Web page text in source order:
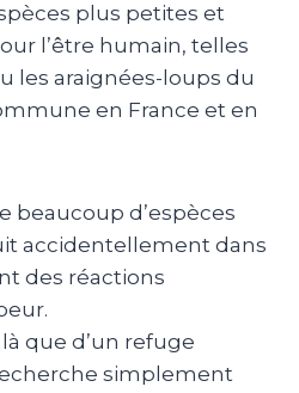
plus petites et
l’être humain, telles
les araignées-loups du
en France et en
beaucoup d’espèces
accidentellement dans
des réactions
que d’un refuge
simplement